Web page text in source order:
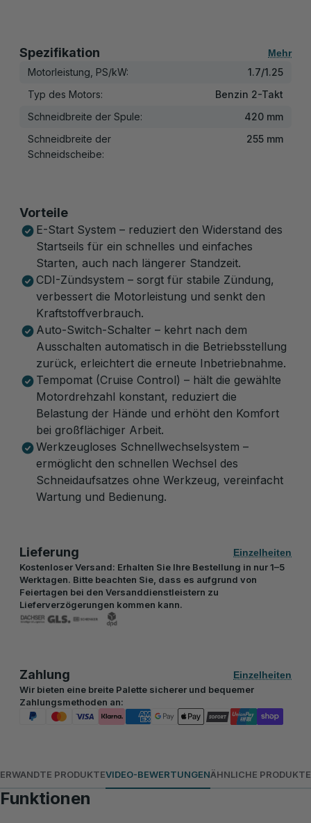
Spezifikation Mehr
Motorleistung, PS/kW:
1.7/1.25
Typ des Motors:
Benzin 2-Takt
Schneidbreite der Spule:
420 mm
Schneidbreite der
Schneidscheibe:
255 mm
Vorteile
E-Start System – reduziert den Widerstand des
Startseils für ein schnelles und einfaches
Starten, auch nach längerer Standzeit.
CDI-Zündsystem – sorgt für stabile Zündung,
verbessert die Motorleistung und senkt den
Kraftstoffverbrauch.
Auto-Switch-Schalter – kehrt nach dem
Ausschalten automatisch in die Betriebsstellung
zurück, erleichtert die erneute Inbetriebnahme.
Tempomat (Cruise Control) – hält die gewählte
Motordrehzahl konstant, reduziert die
Belastung der Hände und erhöht den Komfort
bei großflächiger Arbeit.
Werkzeugloses Schnellwechselsystem –
ermöglicht den schnellen Wechsel des
Schneidaufsatzes ohne Werkzeug, vereinfacht
Wartung und Bedienung.
Lieferung
Einzelheiten
Kostenloser Versand: Erhalten Sie Ihre Bestellung in nur 1–5
Werktagen. Bitte beachten Sie, dass es aufgrund von
Feiertagen bei den Versanddienstleistern zu
Lieferverzögerungen kommen kann.
Zahlung
Einzelheiten
Wir bieten eine breite Palette sicherer und bequemer
Zahlungsmethoden an:
PRODUKTEVIDEO-BEWERTUNGENÄHNLICHE PRODUKTE
Funktionen